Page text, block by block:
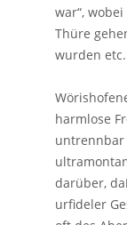
war“,
Thüre
wurden
harmlose
darüber,
urfideler